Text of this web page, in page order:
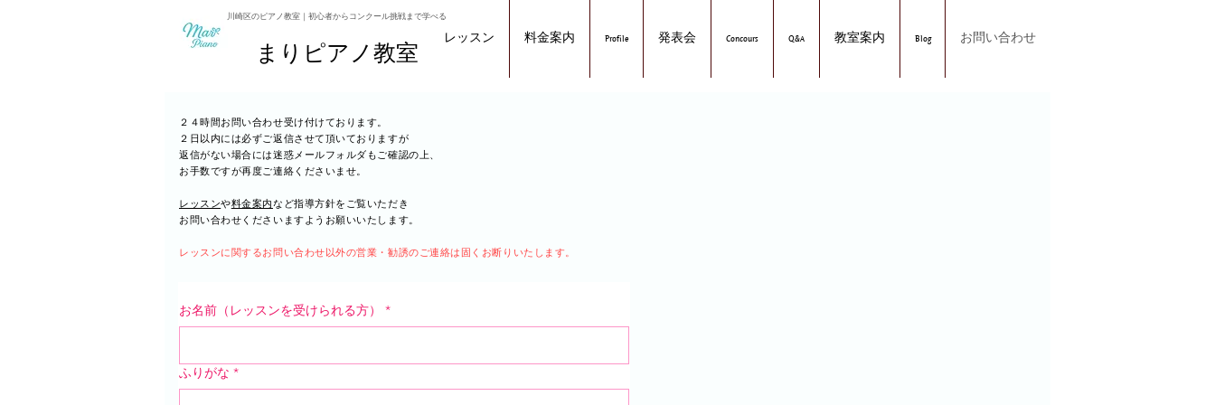
まりピアノ教室
レッスン 料金案内 Profile 発表会 Concours Q&A 教室案内 Blog お問い合わせ
川崎区のピアノ教室｜初心者からコンクール挑戦まで学べる
２４時間お問い合わせ受け付けております。
２日以内には必ずご返信させて頂いておりますが
返信がない場合には迷惑メールフォルダもご確認の上、
お手数ですが再度ご連絡くださいませ。
レッスンや料金案内など指導方針をご覧いただき
お問い合わせくださいますようお願いいたします。
レッスンに関するお問い合わせ以外の営業・勧誘のご連絡は固くお断りいたします。
お名前（レッスンを受けられる方） *
ふりがな *